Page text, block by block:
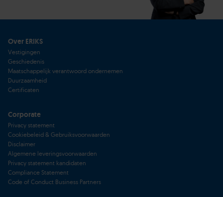
Over ERIKS
Vestigingen
Geschiedenis
Maatschappelijk verantwoord ondernemen
Duurzaamheid
Certificaten
Corporate
Privacy statement
Cookiebeleid & Gebruiksvoorwaarden
Disclaimer
Algemene leveringsvoorwaarden
Privacy statement kandidaten
Compliance Statement
Code of Conduct Business Partners